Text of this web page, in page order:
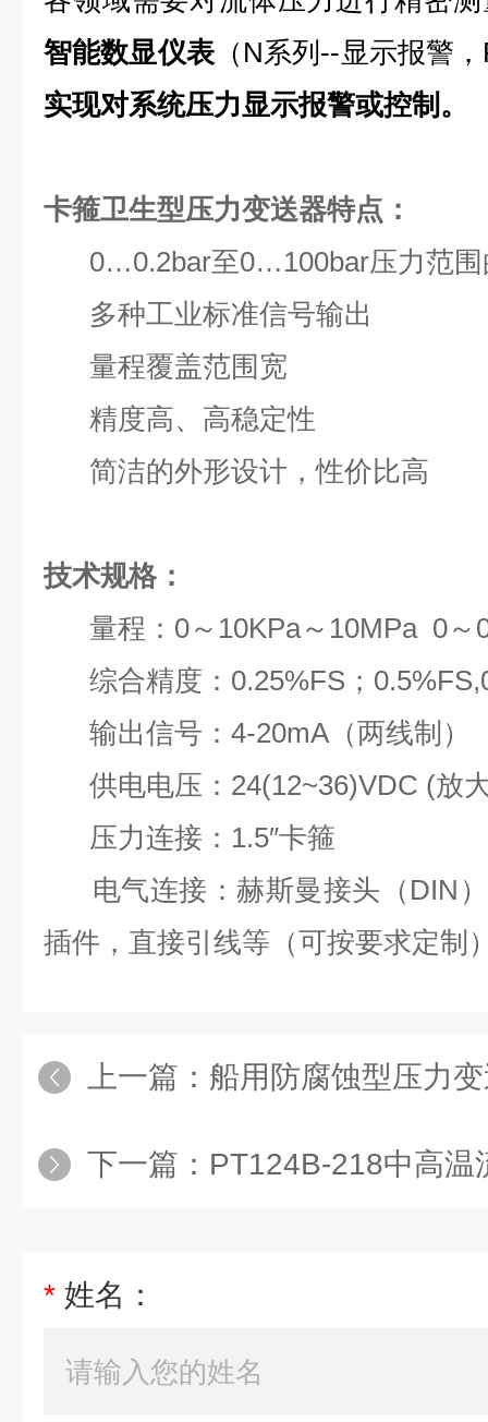
智能数显仪表（N系列--显示报警
实现对系统压力显示报警或控制。
卡箍卫生型压力变送器特点：
0…0.2bar至0…100bar压力范围
多种工业标准信号输出
量程覆盖范围宽
精度高、高稳定性
简洁的外形设计，性价比高
技术规格：
量程： 0～10KPa～10MPa 0～
综合精度：0.25%FS；
输出信号：4-20mA（两线制）
供电电压：24(12~36)VDC (放
压力连接：1.5″卡箍
电气连接：赫斯曼接头（DIN）
插件，直接引线等（可按要求定制
上一篇： 船用防腐蚀型压力
下一篇： PT124B-218中高温
* 姓名：